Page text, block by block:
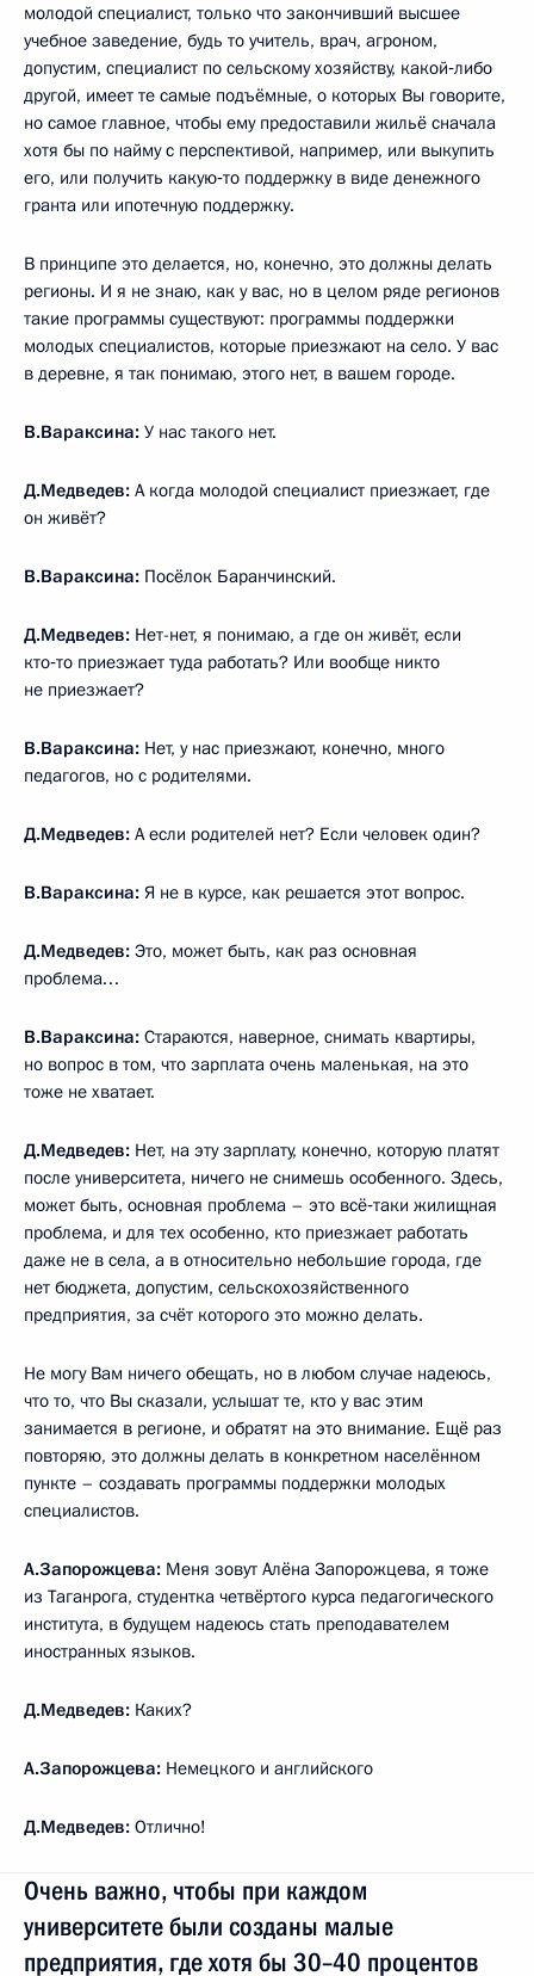
молодой специалист, только что закончивший высшее
учебное заведение, будь то учитель, врач, агроном,
допустим, специалист по сельскому хозяйству, какой‑либо
другой, имеет те самые подъёмные, о которых Вы говорите,
но самое главное, чтобы ему предоставили жильё сначала
хотя бы по найму с перспективой, например, или выкупить
его, или получить какую‑то поддержку в виде денежного
гранта или ипотечную поддержку.
В принципе это делается, но, конечно, это должны делать
регионы. И я не знаю, как у вас, но в целом ряде регионов
такие программы существуют: программы поддержки
молодых специалистов, которые приезжают на село. У вас
в деревне, я так понимаю, этого нет, в вашем городе.
В.Вараксина: У нас такого нет.
Д.Медведев: А когда молодой специалист приезжает, где
он живёт?
В.Вараксина: Посёлок Баранчинский.
Д.Медведев: Нет-нет, я понимаю, а где он живёт, если
кто‑то приезжает туда работать? Или вообще никто
не приезжает?
В.Вараксина: Нет, у нас приезжают, конечно, много
педагогов, но с родителями.
Д.Медведев: А если родителей нет? Если человек один?
В.Вараксина: Я не в курсе, как решается этот вопрос.
Д.Медведев: Это, может быть, как раз основная
проблема…
В.Вараксина: Стараются, наверное, снимать квартиры,
но вопрос в том, что зарплата очень маленькая, на это
тоже не хватает.
Д.Медведев: Нет, на эту зарплату, конечно, которую платят
после университета, ничего не снимешь особенного. Здесь,
может быть, основная проблема – это всё‑таки жилищная
проблема, и для тех особенно, кто приезжает работать
даже не в села, а в относительно небольшие города, где
нет бюджета, допустим, сельскохозяйственного
предприятия, за счёт которого это можно делать.
Не могу Вам ничего обещать, но в любом случае надеюсь,
что то, что Вы сказали, услышат те, кто у вас этим
занимается в регионе, и обратят на это внимание. Ещё раз
повторяю, это должны делать в конкретном населённом
пункте – создавать программы поддержки молодых
специалистов.
А.Запорожцева: Меня зовут Алёна Запорожцева, я тоже
из Таганрога, студентка четвёртого курса педагогического
института, в будущем надеюсь стать преподавателем
иностранных языков.
Д.Медведев: Каких?
А.Запорожцева: Немецкого и английского
Д.Медведев: Отлично!
Очень важно, чтобы при каждом
университете были созданы малые
предприятия, где хотя бы 30–40 процентов